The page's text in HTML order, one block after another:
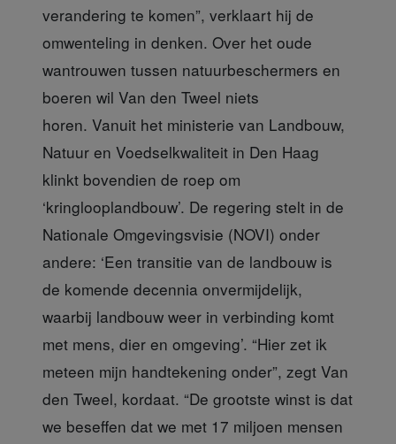
verandering te komen”, verklaart hij de
omwenteling in denken. Over het oude
wantrouwen tussen natuurbeschermers en
boeren wil Van den Tweel niets
horen. Vanuit het ministerie van Landbouw,
Natuur en Voedselkwaliteit in Den Haag
klinkt bovendien de roep om
‘kringlooplandbouw’. De regering stelt in de
Nationale Omgevingsvisie (NOVI) onder
andere: ‘Een transitie van de landbouw is
de komende decennia onvermijdelijk,
waarbij landbouw weer in verbinding komt
met mens, dier en omgeving’. “Hier zet ik
meteen mijn handtekening onder”, zegt Van
den Tweel, kordaat. “De grootste winst is dat
we beseffen dat we met 17 miljoen mensen